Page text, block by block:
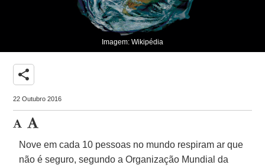
Imagem: Wikipédia
share
22 Outubro 2016
Nove em cada 10 pessoas no mundo respiram ar que
não é seguro, segundo a Organização Mundial da